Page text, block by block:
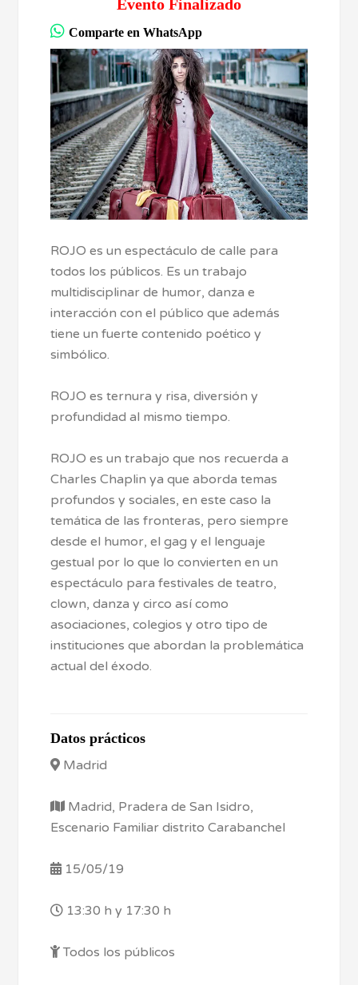
Evento Finalizado
Comparte en WhatsApp
ROJO es un espectáculo de calle para
todos los públicos. Es un trabajo
multidisciplinar de humor, danza e
interacción con el público que además
tiene un fuerte contenido poético y
simbólico.
ROJO es ternura y risa, diversión y
profundidad al mismo tiempo.
ROJO es un trabajo que nos recuerda a
Charles Chaplin ya que aborda temas
profundos y sociales, en este caso la
temática de las fronteras, pero siempre
desde el humor, el gag y el lenguaje
gestual por lo que lo convierten en un
espectáculo para festivales de teatro,
clown, danza y circo así como
asociaciones, colegios y otro tipo de
instituciones que abordan la problemática
actual del éxodo.
Datos prácticos
Madrid
Madrid, Pradera de San Isidro,
Escenario Familiar distrito Carabanchel
15/05/19
13:30 h y 17:30 h
Todos los públicos